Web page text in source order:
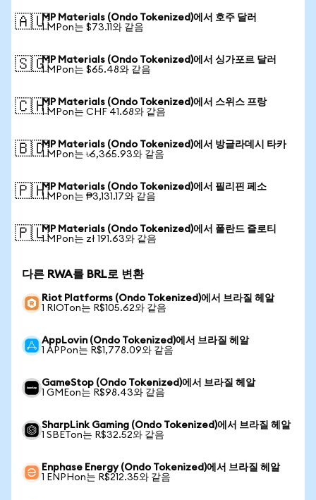
🇦🇺MP Materials (Ondo Tokenized)에서 호주 달러
1 MPon는 $73.11와 같음
🇸🇬MP Materials (Ondo Tokenized)에서 싱가포르 달러
1 MPon는 $65.48와 같음
🇨🇭MP Materials (Ondo Tokenized)에서 스위스 프랑
1 MPon는 CHF 41.68와 같음
🇧🇩MP Materials (Ondo Tokenized)에서 방글라데시 타카
1 MPon는 ৳6,365.93와 같음
🇵🇭MP Materials (Ondo Tokenized)에서 필리핀 페소
1 MPon는 ₱3,131.17와 같음
🇵🇱MP Materials (Ondo Tokenized)에서 폴란드 즐로티
1 MPon는 zł 191.63와 같음
다른 RWA를 BRL로 변환
Riot Platforms (Ondo Tokenized)에서 브라질 헤알
1 RIOTon는 R$105.62와 같음
AppLovin (Ondo Tokenized)에서 브라질 헤알
1 APPon는 R$1,778.09와 같음
GameStop (Ondo Tokenized)에서 브라질 헤알
1 GMEon는 R$98.43와 같음
SharpLink Gaming (Ondo Tokenized)에서 브라질 헤알
1 SBETon는 R$32.52와 같음
Enphase Energy (Ondo Tokenized)에서 브라질 헤알
1 ENPHon는 R$212.35와 같음